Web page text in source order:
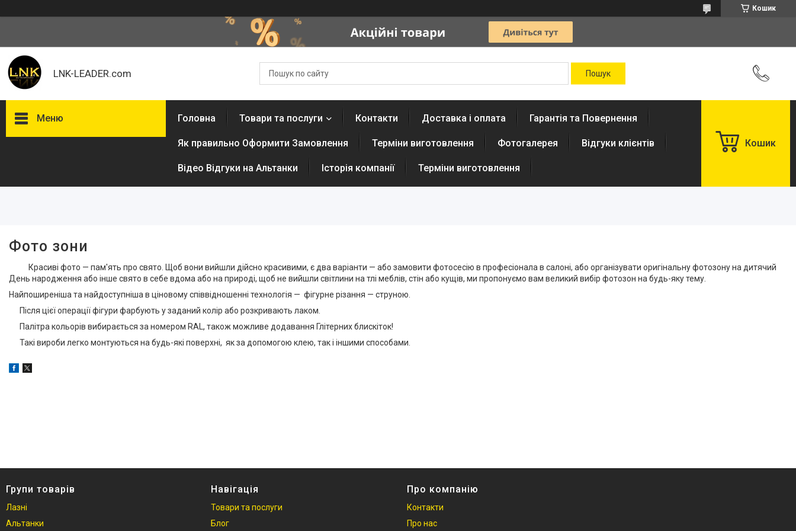
Кошик
LNK-LEADER.com
Меню
Товари та послуги
Доставка і оплата
Фотогалерея
Відгуки
Головна Товари та послуги Контакти Доставка і оплата Гарантія та Повернення
Як правильно Оформити Замовлення Терміни виготовлення Фотогалерея Відгуки клієнтів
Відео Відгуки на Альтанки Історія компанії Терміни виготовлення
Кошик
Фото зони
Красиві фото — пам'ять про свято. Щоб вони вийшли дійсно красивими, є два варіанти — або замовити фотосесію в професіонала в салоні, або організувати оригінальну фотозону на дитячий
День народження або інше свято в себе вдома або на природі, щоб не вийшли світлини на тлі меблів, стін або кущів, ми пропонуємо вам великий вибір фотозон на будь-яку тему.
Найпоширеніша та найдоступніша в ціновому співвідношенні технологія — фігурне різання — струною.
Після цієї операції фігури фарбують у заданий колір або розкривають лаком.
Палітра кольорів вибирається за номером RAL, також можливе додавання Глітерних блискіток!
Такі вироби легко монтуються на будь-які поверхні, як за допомогою клею, так і іншими способами.
Групи товарів
Лазні
Альтанки
Навігація
Товари та послуги
Блог
Про компанію
Контакти
Про нас